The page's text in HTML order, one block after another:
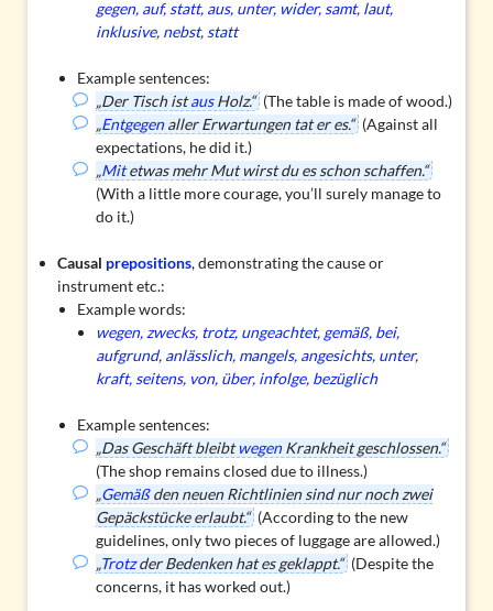
gegen, auf, statt, aus, unter, wider, samt, laut,
inklusive, nebst, statt
Example sentences:
„Der Tisch istausHolz.“ (The table is made of wood.)
„Entgegenaller Erwartungen tat er es.“ (Against all
expectations, he did it.)
„Mitetwas mehr Mut wirst du es schon schaffen.“
(With a little more courage, you’ll surely manage to
do it.)
Causal prepositions, demonstrating the cause or
instrument etc.:
Example words:
wegen, zwecks, trotz, ungeachtet, gemäß, bei,
aufgrund, anlässlich, mangels, angesichts, unter,
kraft, seitens, von, über, infolge, bezüglich
Example sentences:
„Das Geschäft bleibtwegenKrankheit geschlossen.“
(The shop remains closed due to illness.)
„Gemäßden neuen Richtlinien sind nur noch zwei
Gepäckstücke erlaubt.“ (According to the new
guidelines, only two pieces of luggage are allowed.)
„Trotzder Bedenken hat es geklappt.“ (Despite the
concerns, it has worked out.)